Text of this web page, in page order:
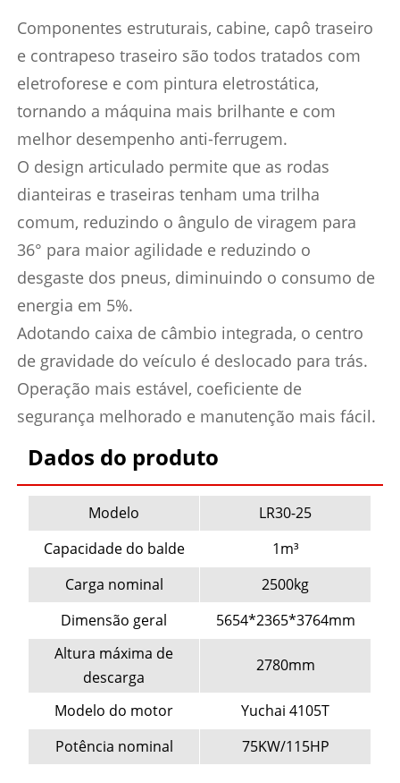
Componentes estruturais, cabine, capô traseiro
e contrapeso traseiro são todos tratados com
eletroforese e com pintura eletrostática,
tornando a máquina mais brilhante e com
melhor desempenho anti-ferrugem.
O design articulado permite que as rodas
dianteiras e traseiras tenham uma trilha
comum, reduzindo o ângulo de viragem para
36° para maior agilidade e reduzindo o
desgaste dos pneus, diminuindo o consumo de
energia em 5%.
Adotando caixa de câmbio integrada, o centro
de gravidade do veículo é deslocado para trás.
Operação mais estável, coeficiente de
segurança melhorado e manutenção mais fácil.
Dados do produto
Modelo
LR30-25
Capacidade do balde
1m³
Carga nominal
2500kg
Dimensão geral
5654*2365*3764mm
Altura máxima de
descarga
2780mm
Modelo do motor
Yuchai 4105T
Potência nominal
75KW/115HP